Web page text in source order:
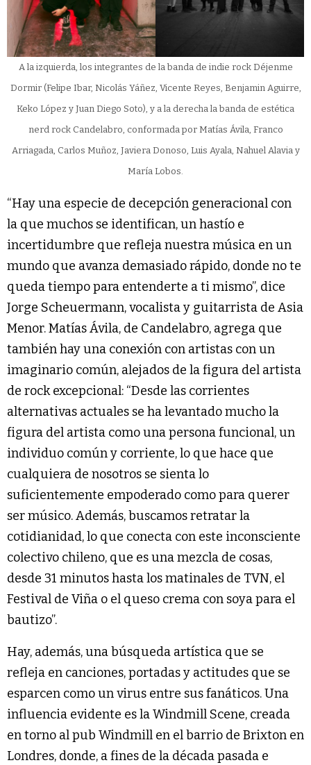
A la izquierda, los integrantes de la banda de indie rock Déjenme
Dormir (Felipe Ibar, Nicolás Yáñez, Vicente Reyes, Benjamin Aguirre,
Keko López y Juan Diego Soto), y a la derecha la banda de estética
nerd rock Candelabro, conformada por Matías Ávila, Franco
Arriagada, Carlos Muñoz, Javiera Donoso, Luis Ayala, Nahuel Alavia y
María Lobos.
“Hay una especie de decepción generacional con
la que muchos se identifican, un hastío e
incertidumbre que refleja nuestra música en un
mundo que avanza demasiado rápido, donde no te
queda tiempo para entenderte a ti mismo”, dice
Jorge Scheuermann, vocalista y guitarrista de Asia
Menor. Matías Ávila, de Candelabro, agrega que
también hay una conexión con artistas con un
imaginario común, alejados de la figura del artista
de rock excepcional: “Desde las corrientes
alternativas actuales se ha levantado mucho la
figura del artista como una persona funcional, un
individuo común y corriente, lo que hace que
cualquiera de nosotros se sienta lo
suficientemente empoderado como para querer
ser músico. Además, buscamos retratar la
cotidianidad, lo que conecta con este inconsciente
colectivo chileno, que es una mezcla de cosas,
desde 31 minutos hasta los matinales de TVN, el
Festival de Viña o el queso crema con soya para el
bautizo”.
Hay, además, una búsqueda artística que se
refleja en canciones, portadas y actitudes que se
esparcen como un virus entre sus fanáticos. Una
influencia evidente es la Windmill Scene, creada
en torno al pub Windmill en el barrio de Brixton en
Londres, donde, a fines de la década pasada e